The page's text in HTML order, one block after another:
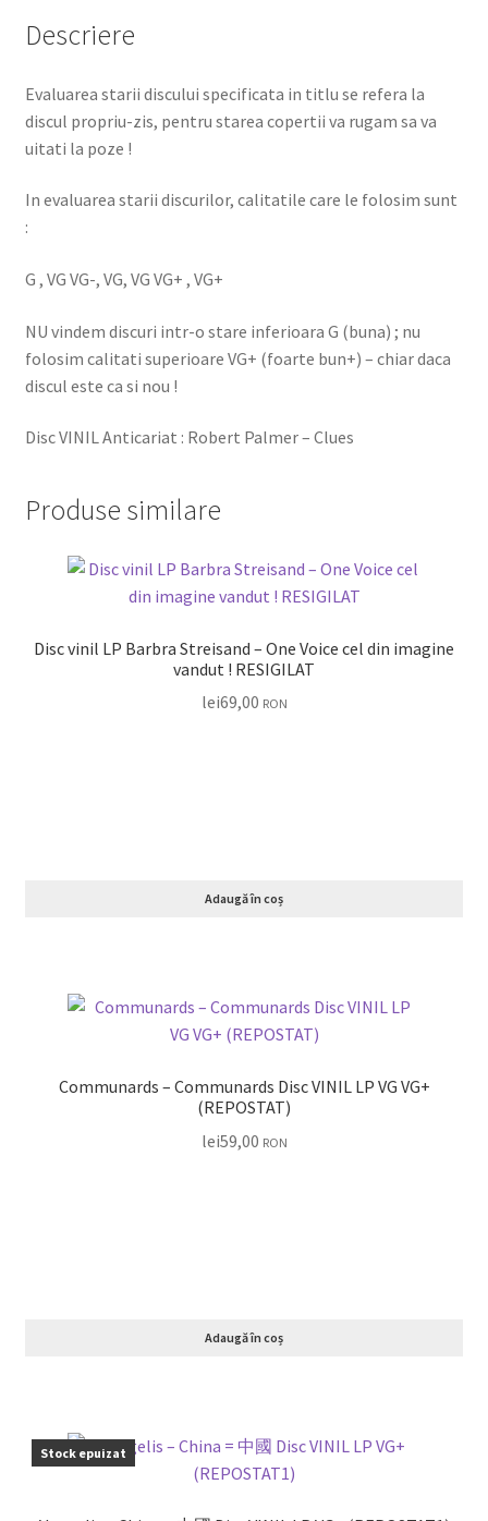
Descriere
Evaluarea starii discului specificata in titlu se refera la
discul propriu-zis, pentru starea copertii va rugam sa va
uitati la poze !
In evaluarea starii discurilor, calitatile care le folosim sunt
:
G , VG VG-, VG, VG VG+ , VG+
NU vindem discuri intr-o stare inferioara G (buna) ; nu
folosim calitati superioare VG+ (foarte bun+) – chiar daca
discul este ca si nou !
Disc VINIL Anticariat : Robert Palmer – Clues
Produse similare
Disc vinil LP Barbra Streisand – One Voice cel din imagine
vandut ! RESIGILAT
lei69,00 RON
Adaugă în coș
Communards – Communards Disc VINIL LP VG VG+
(REPOSTAT)
lei59,00 RON
Adaugă în coș
Stock epuizat